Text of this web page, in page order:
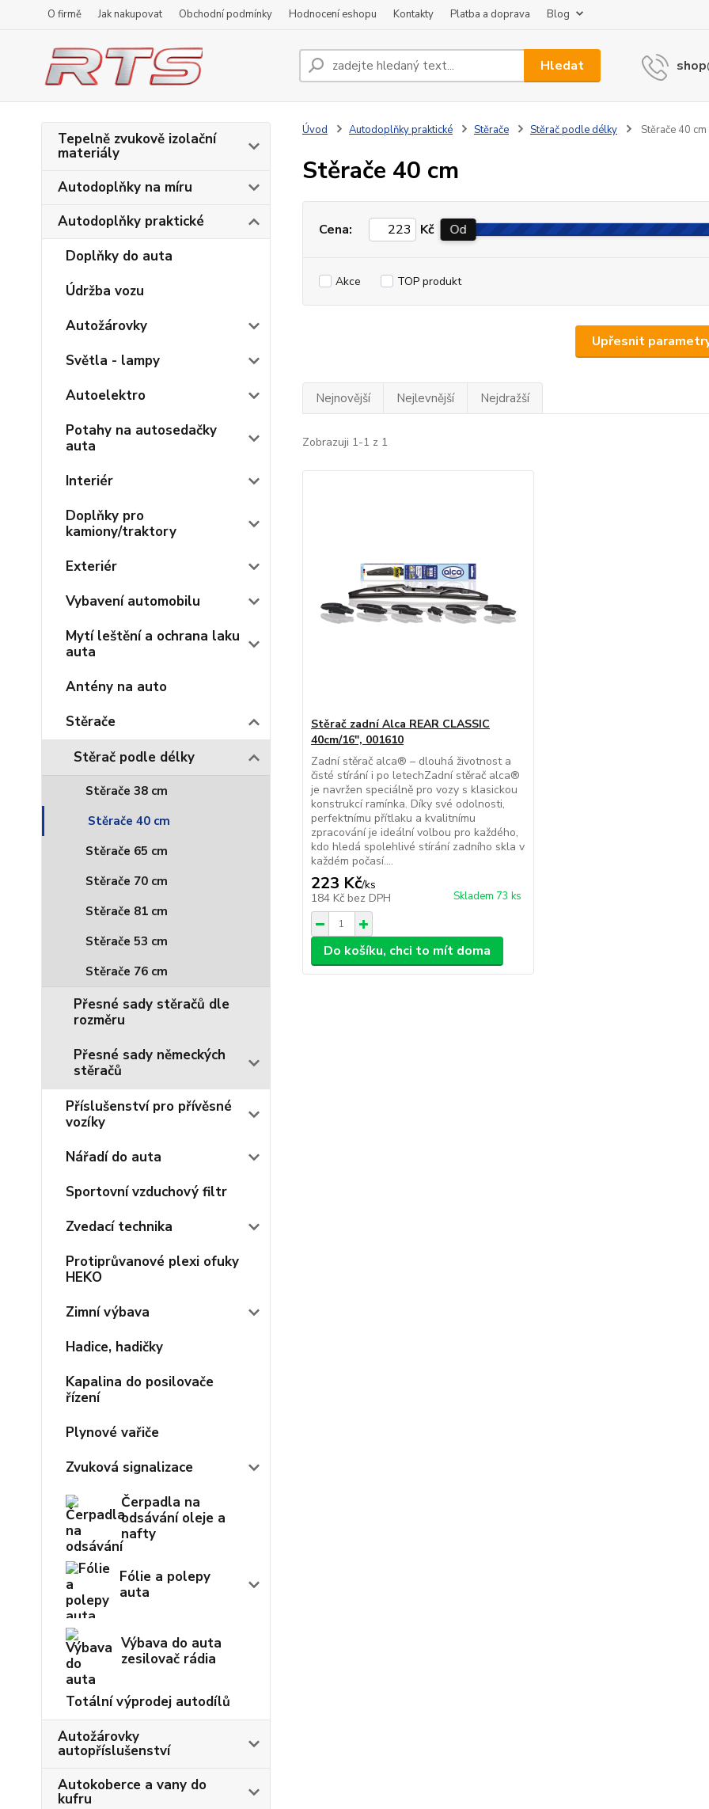
O firmě Jak nakupovat Obchodní podmínky Hodnocení eshopu Kontakty Platba a doprava Blog
Hledat
Tepelně zvukově izolační
materiály
Autodoplňky na míru
Autodoplňky praktické
Doplňky do auta
Údržba vozu
Autožárovky
Světla - lampy
Autoelektro
Potahy na autosedačky
auta
Interiér
Doplňky pro
kamiony/traktory
Exteriér
Vybavení automobilu
Mytí leštění a ochrana laku
auta
Antény na auto
Stěrače
Stěrač podle délky
Stěrače 38 cm
Stěrače 40 cm
Stěrače 65 cm
Stěrače 70 cm
Stěrače 81 cm
Stěrače 53 cm
Stěrače 76 cm
Přesné sady stěračů dle
rozměru
Přesné sady německých
stěračů
Příslušenství pro přívěsné
vozíky
Nářadí do auta
Sportovní vzduchový filtr
Zvedací technika
Protiprůvanové plexi ofuky
HEKO
Zimní výbava
Hadice, hadičky
Kapalina do posilovače
řízení
Plynové vařiče
Zvuková signalizace
Čerpadla na
odsávání oleje a
nafty
Fólie a polepy
auta
Výbava do auta
zesilovač rádia
Totální výprodej autodílů
Autožárovky
autopříslušenství
Autokoberce a vany do
kufru
Úvod Autodoplňky praktické Stěrače Stěrač podle délky Stěrače 40 cm
Stěrače 40 cm
Upřesnit
Cena: Kč Od
Akce TOP produkt
Nejnovější Nejlevnější Nejdražší
Zobrazuji 1-1 z 1
Stěrač zadní Alca REAR CLASSIC
40cm/16", 001610
Zadní stěrač alca® – dlouhá životnost a
čisté stírání i po letechZadní stěrač alca®
je navržen speciálně pro vozy s klasickou
konstrukcí ramínka. Díky své odolnosti,
perfektnímu přítlaku a kvalitnímu
zpracování je ideální volbou pro každého,
kdo hledá spolehlivé stírání zadního skla v
každém počasí....
223 Kč/ks
184 Kč bez DPH Skladem 73 ks
Do košíku, chci to mít doma